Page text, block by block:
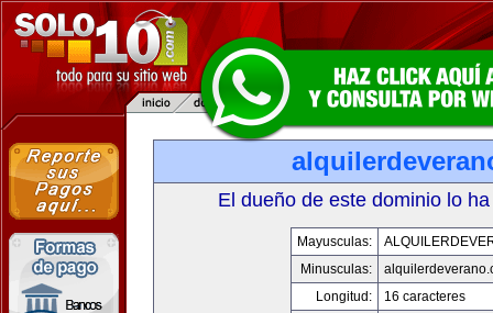
El dueño de este dominio lo
Mayusculas:
Minusculas:
Longitud:
16 caracteres